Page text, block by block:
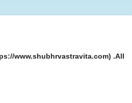
www.shubhrvastravita.com) .All